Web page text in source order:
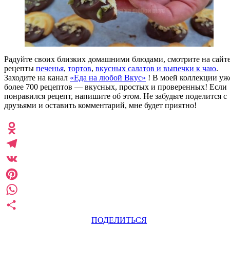
Радуйте своих близких домашними блюдами, смотрите на
рецепты печенья, тортов, вкусных салатов и выпечки к чаю.
Заходите на канал «Еда на любой Вкус» ! В моей коллекции
более 700 рецептов — вкусных, простых и проверенных! Если
понравился рецепт, напишите об этом. Не забудьте поделится с
друзьями и оставить комментарий, мне будет приятно!
ПОДЕЛИТЬСЯ